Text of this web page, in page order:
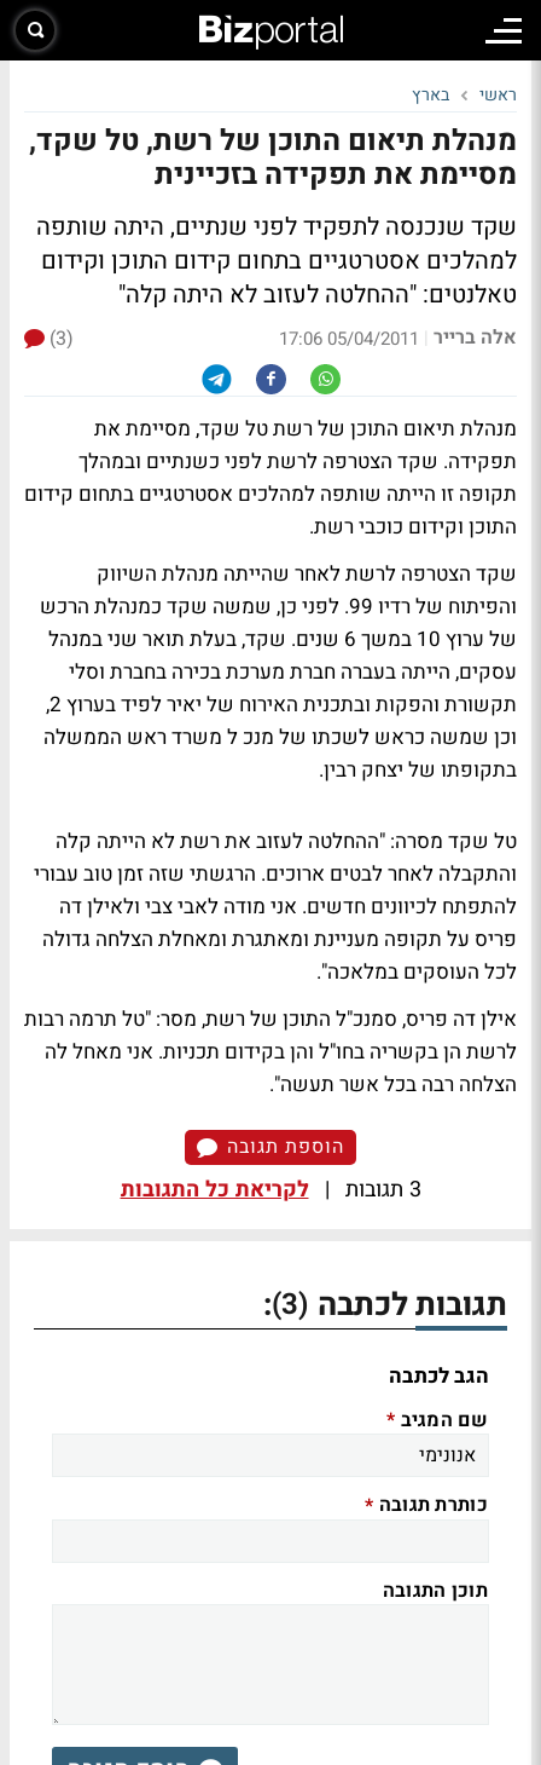
ראשי בארץ
מנהלת תיאום התוכן של רשת, טל שקד,
מסיימת את תפקידה בזכיינית
שקד שנכנסה לתפקיד לפני שנתיים, היתה שותפה
למהלכים אסטרטגיים בתחום קידום התוכן וקידום
טאלנטים: "ההחלטה לעזוב לא היתה קלה"
אלה ברייר |
05/04/2011 17:06
(3)
מנהלת תיאום התוכן של רשת טל שקד, מסיימת את
תפקידה. שקד הצטרפה לרשת לפני כשנתיים ובמהלך
תקופה זו הייתה שותפה למהלכים אסטרטגיים בתחום קידום
התוכן וקידום כוכבי רשת.
שקד הצטרפה לרשת לאחר שהייתה מנהלת השיווק
והפיתוח של רדיו 99. לפני כן, שמשה שקד כמנהלת הרכש
של ערוץ 10 במשך 6 שנים. שקד, בעלת תואר שני במנהל
עסקים, הייתה בעברה חברת מערכת בכירה בחברת וסלי
תקשורת והפקות ובתכנית האירוח של יאיר לפיד בערוץ 2,
וכן שמשה כראש לשכתו של מנכ ל משרד ראש הממשלה
בתקופתו של יצחק רבין.
טל שקד מסרה: "ההחלטה לעזוב את רשת לא הייתה קלה
והתקבלה לאחר לבטים ארוכים. הרגשתי שזה זמן טוב עבורי
להתפתח לכיוונים חדשים. אני מודה לאבי צבי ולאילן דה
פריס על תקופה מעניינת ומאתגרת ומאחלת הצלחה גדולה
לכל העוסקים במלאכה".
אילן דה פריס, סמנכ"ל התוכן של רשת, מסר: "טל תרמה רבות
לרשת הן בקשריה בחו"ל והן בקידום תכניות. אני מאחל לה
הצלחה רבה בכל אשר תעשה".
הוספת תגובה
3 תגובות | לקריאת כל התגובות
תגובות לכתבה (3)
:
הגב לכתבה
שם המגיב *
כותרת תגובה *
תוכן התגובה